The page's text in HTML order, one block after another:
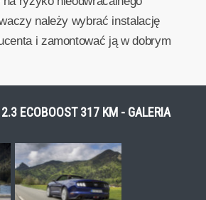
należy wybrać instalację
i zamontować ją w dobrym
ECOBOOST 317 KM - GALERIA